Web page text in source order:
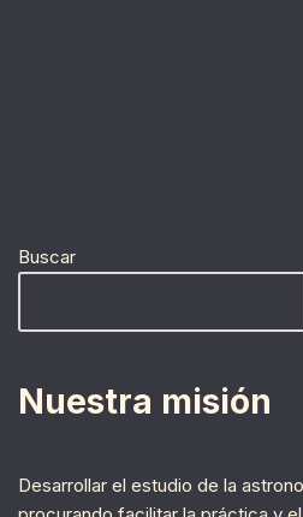
Buscar
Nuestra misión
Desarrollar el estudio de la